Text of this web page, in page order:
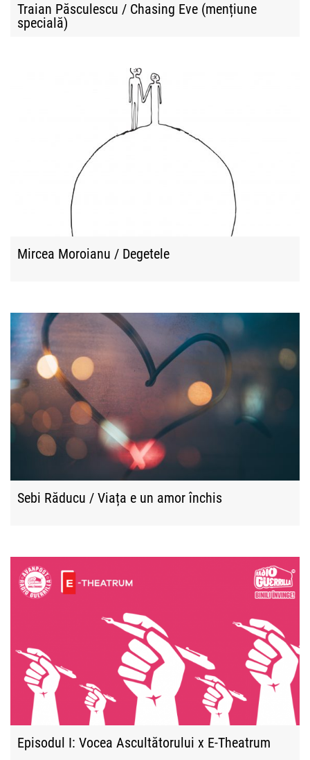
Traian Păsculescu / Chasing Eve (mențiune
specială)
Mircea Moroianu / Degetele
Sebi Răducu / Viața e un amor închis
Episodul I: Vocea Ascultătorului x E-Theatrum